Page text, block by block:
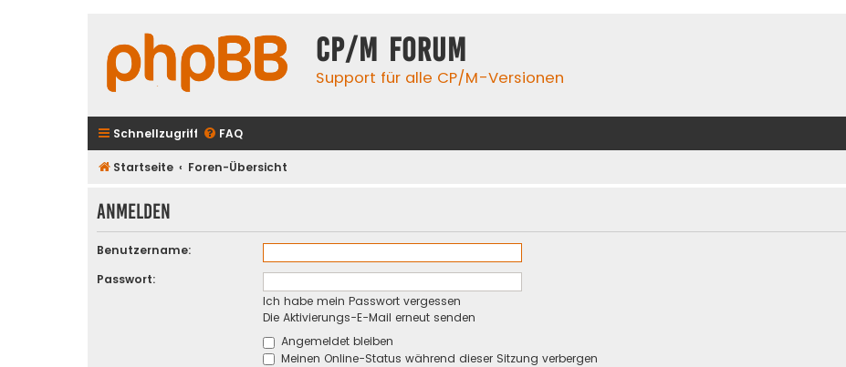
CP/M Forum
Support für alle CP/M-Versionen
Schnellzugriff FAQ
Startseite Foren-Übersicht
Anmelden
Benutzername:
Passwort:
Ich habe mein Passwort vergessen
Die Aktivierungs-E-Mail erneut senden
Angemeldet bleiben
Meinen Online-Status während dieser Sitzung verbergen